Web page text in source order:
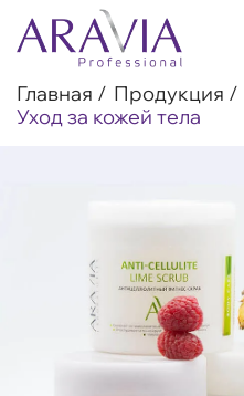
Главная Продукция
Уход за кожей тела